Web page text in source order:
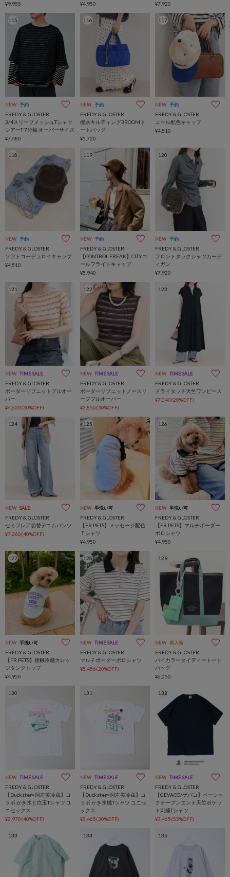
¥9,955 ¥4,950 ¥7,920
115
NEW 予約
FREDY & GLOSTER
3/4スリーブメッシュTシャツ
シアーT 7分袖 オーバーサイズ
¥7,480
116
NEW 予約
FREDY & GLOSTER
撥水キルティング3ROOMト
ートバッグ
¥5,720
117
NEW 予約
FREDY & GLOSTER
コール配色キャップ
¥4,510
118
NEW 予約
FREDY & GLOSTER
ソフトコーデュロイキャップ
¥4,510
119
NEW 予約
FREDY & GLOSTER
【CONTROL FREAK】CITYコ
ールフライトキャップ
¥5,940
120
NEW 予約
FREDY & GLOSTER
フロントタックシャツカーデ
ィガン
¥7,920
121
NEW TIME SALE
FREDY & GLOSTER
ボーダーリブニットプルオー
バー
¥4,620(30%OFF)
122
NEW TIME SALE
FREDY & GLOSTER
ボーダーリブニットノースリ
ーブプルオーバー
¥3,850(30%OFF)
123
NEW TIME SALE
FREDY & GLOSTER
ドライタッチ天竺ワンピース
¥7,040(20%OFF)
124
NEW SALE
FREDY & GLOSTER
セミフレア切替デニムパンツ
¥7,260(40%OFF)
125
NEW 手洗い可
FREDY & GLOSTER
【FR PETS】メッセージ配色
Ｔシャツ
¥4,950
126
NEW 手洗い可
FREDY & GLOSTER
【FR PETS】マルチボーダー
ポロシャツ
¥4,950
127
NEW 手洗い可
FREDY & GLOSTER
【FR PETS】接触冷感カレッ
ジタンクトップ
¥4,950
128
NEW TIME SALE
FREDY & GLOSTER
マルチボーダーポロシャツ
¥5,456(20%OFF)
129
NEW 再入荷
FREDY & GLOSTER
バイカラータイディートート
バッグ
¥6,050
130
NEW TIME SALE
FREDY & GLOSTER
【Duckster×阿左美冷蔵】コ
ラボ かき氷と白玉Tシャツ ユ
ニセックス
¥2,970(40%OFF)
131
NEW TIME SALE
FREDY & GLOSTER
【Duckster×阿左美冷蔵】コ
ラボ かき氷機Tシャツ ユニセ
ックス
¥3,465(30%OFF)
132
NEW TIME SALE
FREDY & GLOSTER
【GEVACO/ゲバコ】ベーシッ
クオープンエンド天竺ポケッ
ト刺繍Tシャツ
¥3,465(55%OFF)
133 134 135